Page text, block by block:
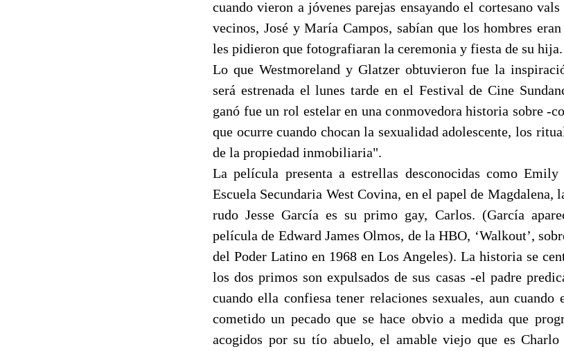
cuando vieron a jóvenes parejas ensayando el cortesano
vecinos, José y María Campos, sabían que los hombres
les pidieron que fotografiaran la ceremonia y fiesta de su hija.
Lo que Westmoreland y Glatzer obtuvieron fue la
será estrenada el lunes tarde en el Festival de Cine
ganó fue un rol estelar en una conmovedora historia sobre -
que ocurre cuando chocan la sexualidad adolescente, los
de la propiedad inmobiliaria".
La película presenta a estrellas desconocidas como
Escuela Secundaria West Covina, en el papel de Magdalena,
rudo Jesse García es su primo gay, Carlos. (García
película de Edward James Olmos, de la HBO, ‘Walkout’,
del Poder Latino en 1968 en Los Angeles). La historia se
los dos primos son expulsados de sus casas -el padre
cuando ella confiesa tener relaciones sexuales, aun cuando
cometido un pecado que se hace obvio a medida que
acogidos por su tío abuelo, el amable viejo que es Charlo